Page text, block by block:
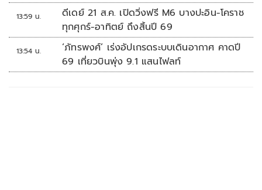
13:59 น.
ดีเดย์ 21 ส.ค. เปิดวิ่งฟรี M6 บางปะอิน-โคราช
ทุกศุกร์-อาทิตย์ ถึงสิ้นปี 69
13:54 น.
‘ภัทรพงศ์’ เร่งอัปเกรดระบบเดินอากาศ คาดปี
69 เที่ยวบินพุ่ง 9.1 แสนไฟลท์